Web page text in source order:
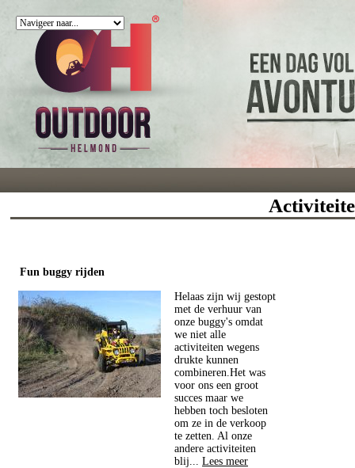
Fun buggy rijden
Helaas zijn wij gestopt
met de verhuur van
onze buggy's omdat
we niet alle
activiteiten wegens
drukte kunnen
combineren.Het was
voor ons een groot
succes maar we
hebben toch besloten
om ze in de verkoop
te zetten. Al onze
andere activiteiten
blij... Lees meer